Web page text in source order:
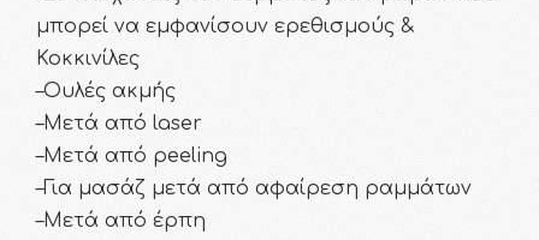
μπορεί να εμφανίσουν ερεθισμούς &
Κοκκινίλες
–Ουλές ακμής
–Μετά από laser
–Mετά από peeling
–Για μασάζ μετά από αφαίρεση ραμμάτων
–Μετά από έρπη